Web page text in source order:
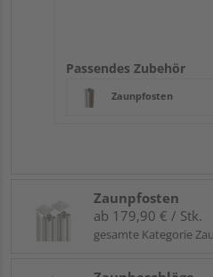
Passendes Zubehör
Zaunpfosten
Zaunpfosten
ab 179,90 € / Stk.
gesamte Kategorie